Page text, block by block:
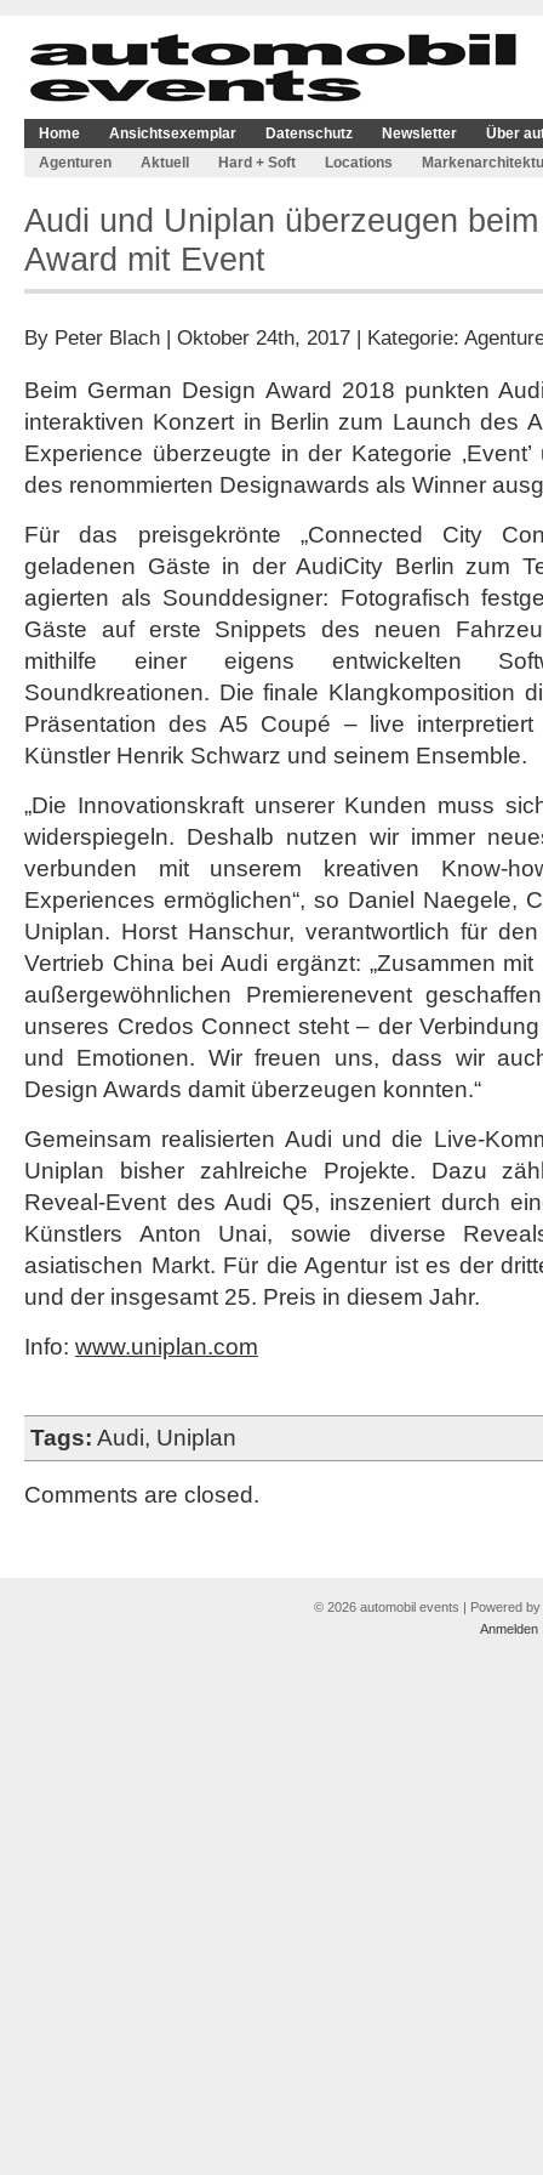
Home Ansichtsexemplar Datenschutz Newsletter
Über
Agenturen
Aktuell Hard + Soft Locations
Audi und Uniplan überzeugen
Award mit Event
By Peter Blach | Oktober 24th, 2017 | Kategorie:
Beim German Design Award 2018 punkten
interaktiven Konzert in Berlin zum Launch des
Experience überzeugte in der Kategorie
des renommierten Designawards als Winner
Für das preisgekrönte „Connected City
geladenen Gäste in der AudiCity Berlin zum
agierten als Sounddesigner: Fotografisch
Gäste auf erste Snippets des neuen
mithilfe einer eigens entwickelten
Soundkreationen. Die finale Klangkomposition
Präsentation des A5 Coupé – live interpretiert
Künstler Henrik Schwarz und seinem Ensemble.
„Die Innovationskraft unserer Kunden muss
widerspiegeln. Deshalb nutzen wir immer
verbunden mit unserem kreativen Know-
Experiences ermöglichen“, so Daniel Naegele,
Uniplan. Horst Hanschur, verantwortlich für
Vertrieb China bei Audi ergänzt: „Zusammen
außergewöhnlichen Premierenevent
unseres Credos Connect steht – der
und Emotionen. Wir freuen uns, dass wir
Design Awards damit überzeugen konnten.“
Gemeinsam realisierten Audi und die Live-
Uniplan bisher zahlreiche Projekte. Dazu
Reveal-Event des Audi Q5, inszeniert durch
Künstlers Anton Unai, sowie diverse
asiatischen Markt. Für die Agentur ist es der
und der insgesamt 25. Preis in diesem Jahr.
Info: www.uniplan.com
Tags: Audi, Uniplan
Comments are closed.
© 2026 automobil events | Powered by
Anmelden|